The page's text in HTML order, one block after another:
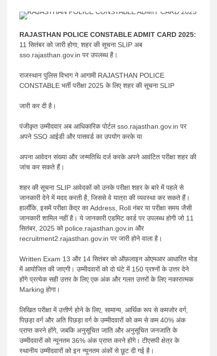
RAJASTHAN POLICE CONSTABLE ADMIT CARD 2025:
11 सितंबर को जारी होगा; शहर की सूचना SLIP अब
sso.rajasthan.gov.in पर उपलब्ध है।
राजस्थान पुलिस विभाग ने आगामी RAJASTHAN POLICE
CONSTABLE भर्ती परीक्षा 2025 के लिए शहर की सूचना SLIP
जारी कर दी है।
पंजीकृत उम्मीदवार अब आधिकारिक पोर्टल sso.rajasthan.gov.in पर
अपने SSO आईडी और पासवर्ड का उपयोग करके या
अपना आवेदन संख्या और जन्मतिथि दर्ज करके अपने आवंटित परीक्षा शहर की
जांच कर सकते हैं।
शहर की सूचना SLIP आवेदकों को उनके परीक्षा शहर के बारे में पहले से
जानकारी देने में मदद करती है, जिससे वे यात्रा की व्यवस्था कर सकते हैं।
हालाँकि, इसमें परीक्षा केंद्र का Address, Roll नंबर या परीक्षा समय जैसी
जानकारी शामिल नहीं है। ये जानकारी एडमिट कार्ड पर उपलब्ध होगी जो 11
सितंबर, 2025 को police.rajasthan.gov.in और
recruitment2.rajasthan.gov.in पर जारी होने वाला है।
Written Exam 13 और 14 सितंबर को ऑफ़लाइन ओएमआर आधारित मोड
में आयोजित की जाएगी। उम्मीदवारों को दो घंटे में 150 प्रश्नों के उत्तर देने
होंगे प्रत्येक सही उत्तर के लिए एक अंक और गलत उत्तरों के लिए नकारात्मक
Marking होगा।
लिखित परीक्षा में उत्तीर्ण होने के लिए, सामान्य, आर्थिक रूप से कमजोर वर्ग,
पिछड़ा वर्ग और अति पिछड़ा वर्ग के उम्मीदवारों को कम से कम 40% अंक
प्राप्त करने होंगे, जबकि अनुसूचित जाति और अनुसूचित जनजाति के
उम्मीदवारों को न्यूनतम 36% अंक प्राप्त करने होंगे। टीएसपी क्षेत्र के
स्थानीय उम्मीदवारों को इन न्यूनतम अंकों से छूट दी गई है।